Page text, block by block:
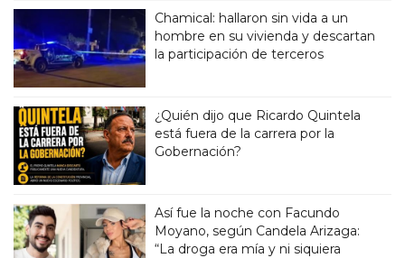
Chamical: hallaron sin vida a un
hombre en su vivienda y descartan
la participación de terceros
¿Quién dijo que Ricardo Quintela
está fuera de la carrera por la
Gobernación?
Así fue la noche con Facundo
Moyano, según Candela Arizaga:
“La droga era mía y ni siquiera